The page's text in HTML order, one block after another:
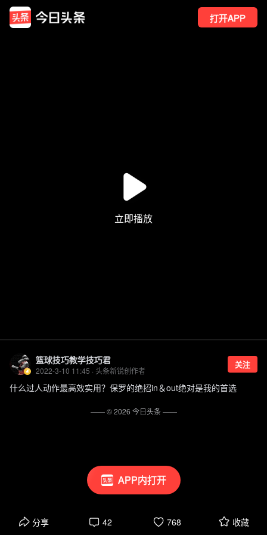
打开APP
APP内打开
篮球技巧教学技巧君
2022-3-10 11:45 · 头条新锐创作者
关注
什么过人动作最高效实用？保罗的绝招in＆out绝对是我的首选
分享 42 768 收藏
—— ©2026 今日头条——